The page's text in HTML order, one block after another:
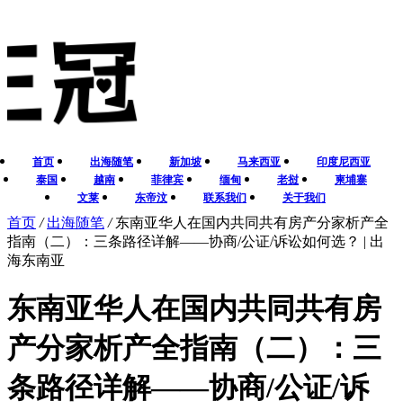
首页 出海随笔 新加坡 马来西亚
印度尼西亚
泰国
越南 菲律宾 缅甸 老挝
柬埔寨
文莱
东帝汶 联系我们 关于我们
首页 / 出海随笔 / 东南亚华人在国内共同共有房产分家析产全
指南（二）：三条路径详解——协商/公证/诉讼如何选？ | 出
海东南亚
东南亚华人在国内共同共有房
产分家析产全指南（二）：三
条路径详解——协商/公证/诉